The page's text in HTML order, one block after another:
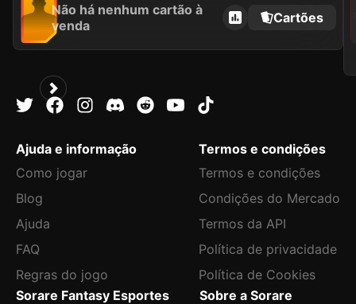
Não há nenhum cartão à
venda
Cartões
Ajuda e informação
Como jogar
Blog
Ajuda
FAQ
Regras do jogo
Termos e condições
Termos e condições
Condições do Mercado
Termos da API
Política de privacidade
Política de Cookies
Sorare Fantasy Esportes
Sobre a Sorare